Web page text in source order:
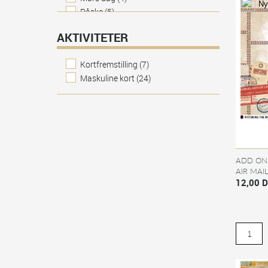
Påske(5)
AKTIVITETER
Kortfremstilling (7)
Maskuline kort (24)
ADD ON
AIR
KUN TIL
12,00